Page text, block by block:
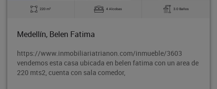
3.0 Baños
3603
un area de
2828 m2 0 Alcobas
Santo Domingo, Porce
https://www.inmobiliariatrianon.com/
Vendemos lote ubicado en Porce Antioquia,
hormiguero, parcelación las blancas,